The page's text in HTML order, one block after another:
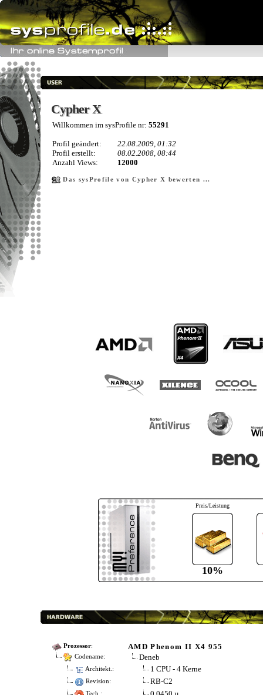
Cypher X
Cypher X
Willkommen im sysProfile nr: 55291
Profil geändert:
22.08.2009, 01:32
Profil erstellt:
08.02.2008, 08:44
Anzahl Views:
12000
Das sysProfile von Cypher X bewerten ...
Preis/Leistung
10%
Prozessor: AMD Phenom II X4 955
Codename: Deneb
Architekt.: 1 CPU - 4 Kerne
Revision: RB-C2
Tech.: